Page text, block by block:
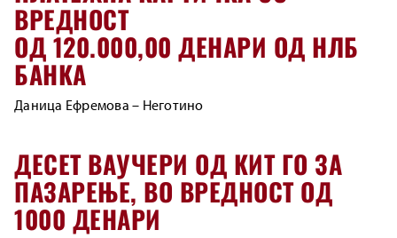
ВРЕДНОСТ
ОД 120.000,00 ДЕНАРИ ОД НЛБ
БАНКА
Даница Ефремова – Неготино
ДЕСЕТ ВАУЧЕРИ ОД КИТ ГО ЗА
ПАЗАРЕЊЕ, ВО ВРЕДНОСТ ОД
1000 ДЕНАРИ